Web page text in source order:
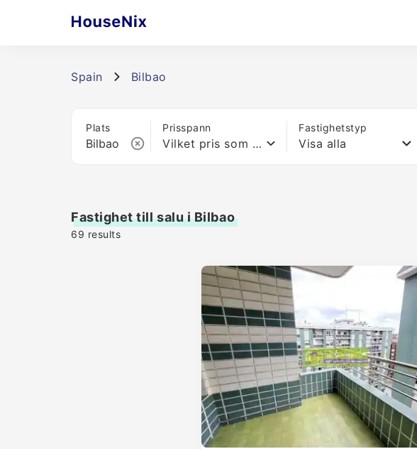
Spain Bilbao
Plats Prisspann
Vilket pris som helst
Fastighetstyp
Visa alla
Fastighet till salu i Bilbao
69 results